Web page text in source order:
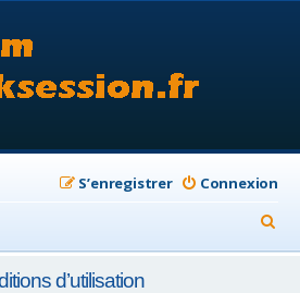
Connexion
S’enregistrer
e
d’utilisation